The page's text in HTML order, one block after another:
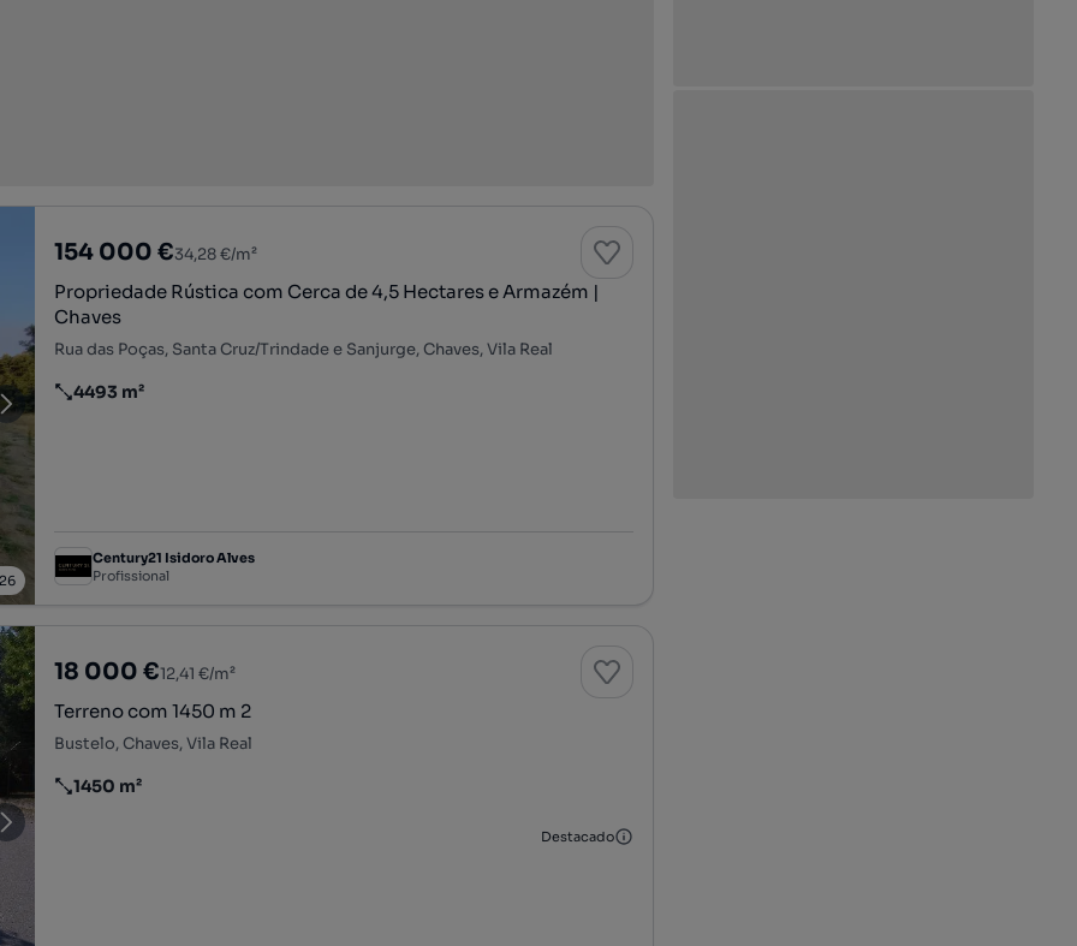
26
154 000 €34,28 €/m²
Propriedade Rústica com Cerca de 4,5 Hectares e Armazém |
Chaves
Rua das Poças, Santa Cruz/Trindade e Sanjurge, Chaves, Vila Real
Preço por metro quadrado
4493 m²
Century21 Isidoro Alves
Profissional
18 000 €12,41 €/m²
Terreno com 1450 m 2
Bustelo, Chaves, Vila Real
Preço por metro quadrado
1450 m²
Destacado